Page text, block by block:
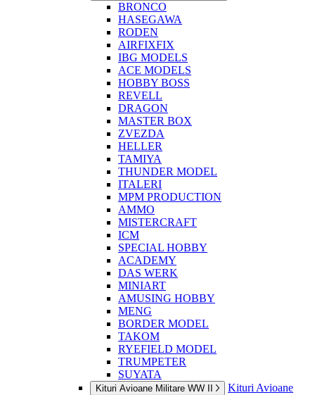
BRONCO
HASEGAWA
RODEN
AIRFIXFIX
IBG MODELS
ACE MODELS
HOBBY BOSS
REVELL
DRAGON
MASTER BOX
ZVEZDA
HELLER
TAMIYA
THUNDER MODEL
ITALERI
MPM PRODUCTION
AMMO
MISTERCRAFT
ICM
SPECIAL HOBBY
ACADEMY
DAS WERK
MINIART
AMUSING HOBBY
MENG
BORDER MODEL
TAKOM
RYEFIELD MODEL
TRUMPETER
SUYATA
Kituri Avioane Militare WW II
Kituri Avioane